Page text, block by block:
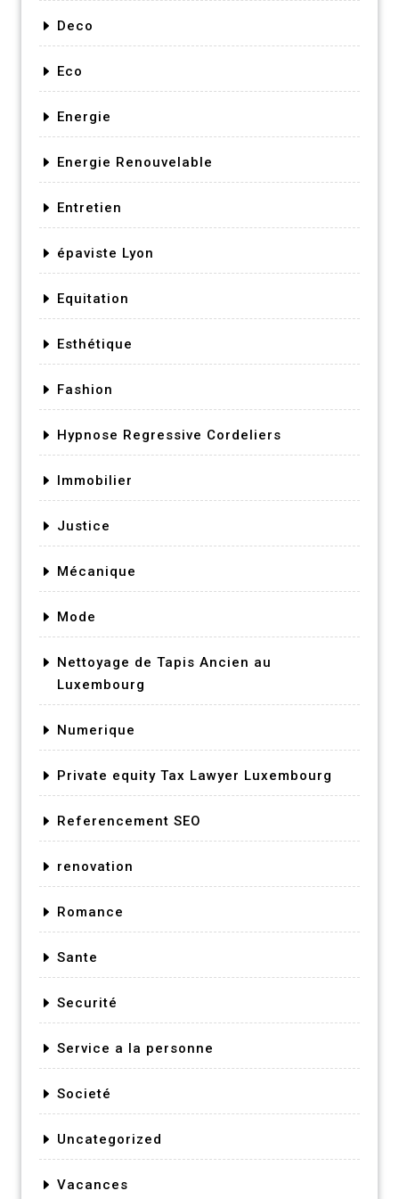
Deco
Eco
Energie
Energie Renouvelable
Entretien
épaviste Lyon
Equitation
Esthétique
Fashion
Hypnose Regressive Cordeliers
Immobilier
Justice
Mécanique
Mode
Nettoyage de Tapis Ancien au
Luxembourg
Numerique
Private equity Tax Lawyer Luxembourg
Referencement SEO
renovation
Romance
Sante
Securité
Service a la personne
Societé
Uncategorized
Vacances